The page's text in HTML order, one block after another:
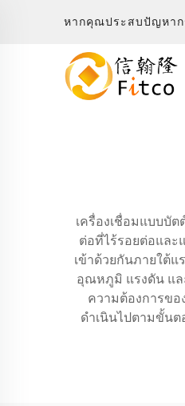
หากคุณประสบปัญหา
เครื่องเชื่อมแบบบั
ต่อที่ไร้รอยต่อและ
เข้าด้วยกันภายใต้
อุณหภูมิ แรงดัน แล
ความต้องการข
ดำเนินไปตามขั้น